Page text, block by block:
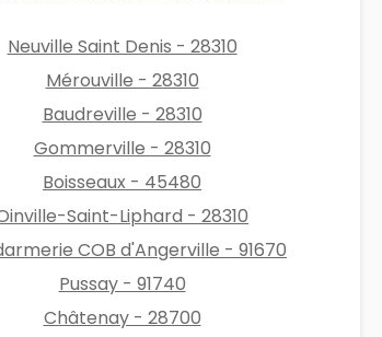
Neuville Saint Denis - 28310
Mérouville - 28310
Baudreville - 28310
Gommerville - 28310
Boisseaux - 45480
Saint-Liphard - 28310
COB d'Angerville - 91670
Pussay - 91740
Châtenay - 28700